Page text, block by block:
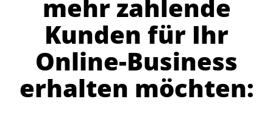
mehr zahlende
Kunden für Ihr
Online-Business
erhalten möchten: